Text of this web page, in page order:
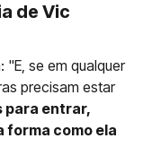
de Vic
"E, se em qualquer
precisam estar
para entrar,
forma como ela